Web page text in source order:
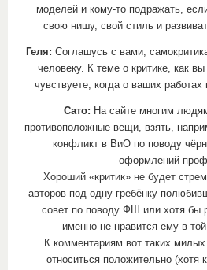
моделей и кому-то подражать,
свою нишу, свой стиль и
Геля: Соглашусь с вами,
человеку. К теме о критике, как
чувствуете, когда о ваших работах
Сато: На сайте многим
противоположные вещи, взять,
конфликт в ВиО по поводу
оформлений
Хороший «критик» не будет
авторов под одну гребёнку
совет по поводу ФШ или хотя бы
именно не нравится ему в
К комментариям вот таких
относиться положительно (хотя